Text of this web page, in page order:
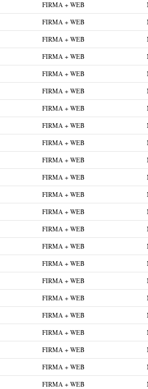
FIRMA + WEB
FIRMA + WEB
FIRMA + WEB
FIRMA + WEB
FIRMA + WEB
FIRMA + WEB
FIRMA + WEB
FIRMA + WEB
FIRMA + WEB
FIRMA + WEB
FIRMA + WEB
FIRMA + WEB
FIRMA + WEB
FIRMA + WEB
FIRMA + WEB
FIRMA + WEB
FIRMA + WEB
FIRMA + WEB
FIRMA + WEB
FIRMA + WEB
FIRMA + WEB
FIRMA + WEB
FIRMA + WEB